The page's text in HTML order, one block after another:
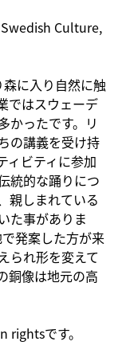
Culture,
に入り自然に触
ではスウェーデ
かったです。リ
の講義を受け持
ィビティに参加
統的な踊りにつ
親しまれている
た事がありま
発案した方が来
られ形を変えて
銅像は地元の高
です。